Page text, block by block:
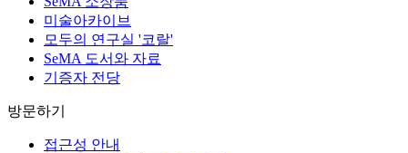
미술아카이브
모두의 연구실 '코랄'
SeMA 도서와 자료
기증자 전당
방문하기
접근성 안내